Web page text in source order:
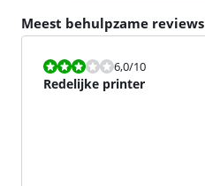
Meest behulpzame reviews
Beoordeling is 6,0 van de 10.
6,0/10
Redelijke printer